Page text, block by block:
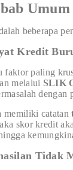
beberapa
Kredit
faktor paling
melalui SLIK
dengan
memiliki catatan
skor kredit
Tidak